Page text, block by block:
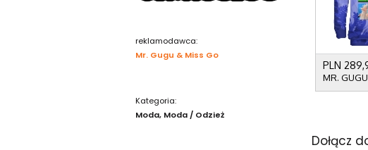
reklamodawca:
Mr. Gugu & Miss Go
Kategoria:
Moda Moda / Odzież
Dołącz